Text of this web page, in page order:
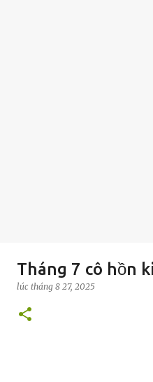
Tháng 7 cô hồn
lúc tháng 8 27, 2025